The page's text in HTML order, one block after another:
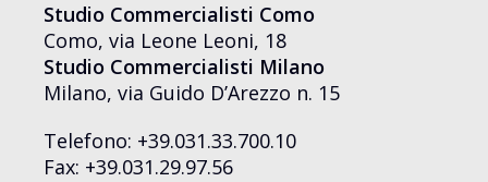
Studio Commercialisti Como
Como, via Leone Leoni, 18
Studio Commercialisti Milano
Milano, via Guido D’Arezzo n. 15
Telefono: +39.031.33.700.10
Fax: +39.031.29.97.56